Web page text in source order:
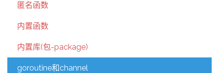
匿名函数
内置函数
内置库(包-package)
goroutine和channel